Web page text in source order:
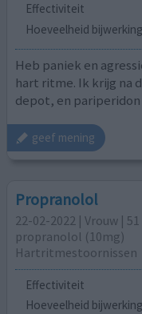
Effectiviteit
Hoeveelheid
Heb paniek en
hart ritme. Ik krijg na
depot, en pariperidon
geef mening
Propranolol
22-02-2022 | Vrouw | 51
propranolol (10mg)
Hartritmestoornissen
Effectiviteit
Hoeveelheid